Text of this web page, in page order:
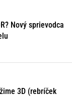
Nový sprievodca
3D (rebríček